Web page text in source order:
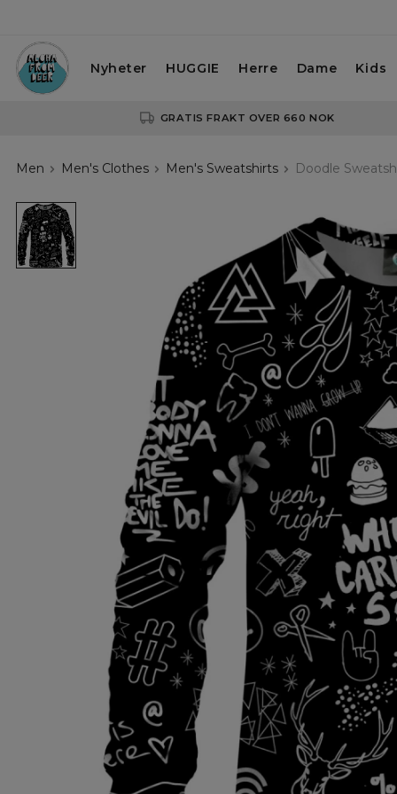
Nyheter HUGGIE Herre Dame Kids
GRATIS FRAKT OVER 660 NOK
Men Men's Clothes Men's Sweatshirts Doodle